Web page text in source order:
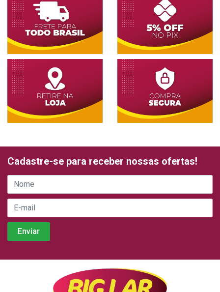
Cadastre-se para receber nossas ofertas!